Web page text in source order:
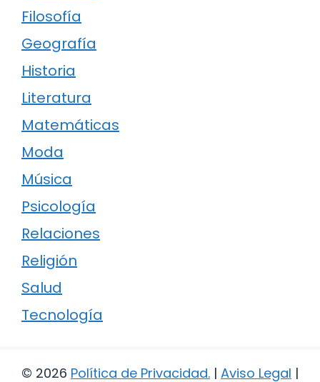
Filosofía
Geografía
Historia
Literatura
Matemáticas
Moda
Música
Psicología
Relaciones
Religión
Salud
Tecnología
© 2026 Política de Privacidad. | Aviso Legal |